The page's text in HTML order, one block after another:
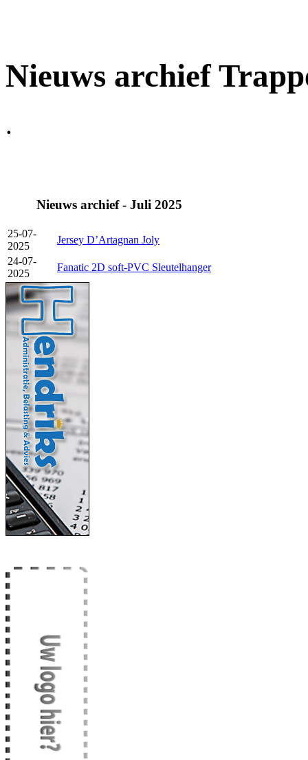
Nieuws archief
.
Nieuws archief - Juli 2025
25-07-
2025
Jersey D’Artagnan Joly
24-07-
2025
Fanatic 2D soft-PVC Sleutelhanger